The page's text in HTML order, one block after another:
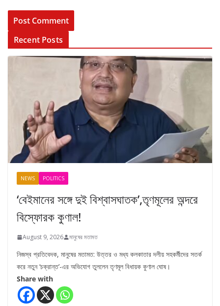
Recent Posts
NEWS POLITICS
‘বেইমানের সঙ্গে দুই বিশ্বাসঘাতক’,তৃণমূলের অন্দরে
বিস্ফোরক কুণাল!
August 9, 2026 মানুষের মতামত
নিজস্ব প্রতিবেদক, মানুষের মতামত: উত্তর ও মধ্য কলকাতার দলীয় সহকর্মীদের সতর্ক
করে নতুন ‘চক্রান্ত’-এর অভিযোগ তুললেন তৃণমূল বিধায়ক কুণাল ঘোষ।
Share with